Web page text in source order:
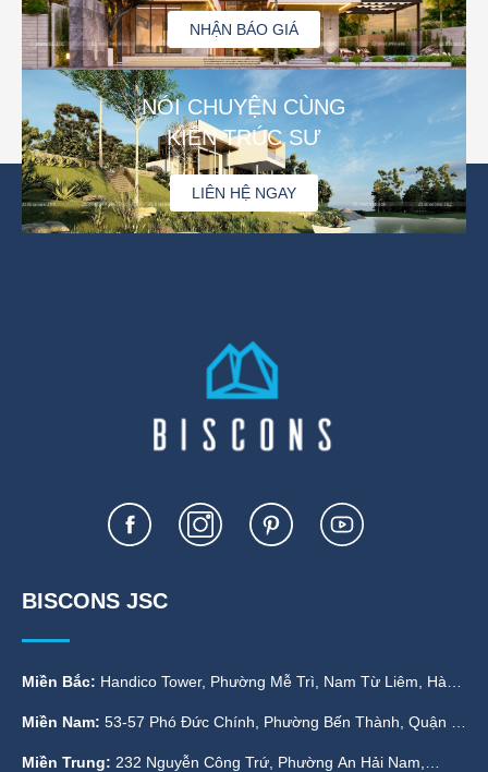
NHẬN BÁO GIÁ
NÓI CHUYỆN CÙNG
KIẾN TRÚC SƯ
LIÊN HỆ NGAY
BISCONS JSC
Miền Bắc: Handico Tower, Phường Mễ Trì, Nam Từ Liêm, Hà
Miền Nam: 53-57 Phó Đức Chính, Phường Bến Thành, Quận 1,
Miền Trung: 232 Nguyễn Công Trứ, Phường An Hải Nam,